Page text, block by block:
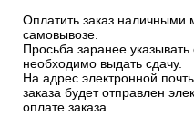
Оплатить заказ наличными
самовывозе.
Просьба заранее
необходимо выдать сдачу.
На адрес электронной
заказа будет отправлен
оплате заказа.